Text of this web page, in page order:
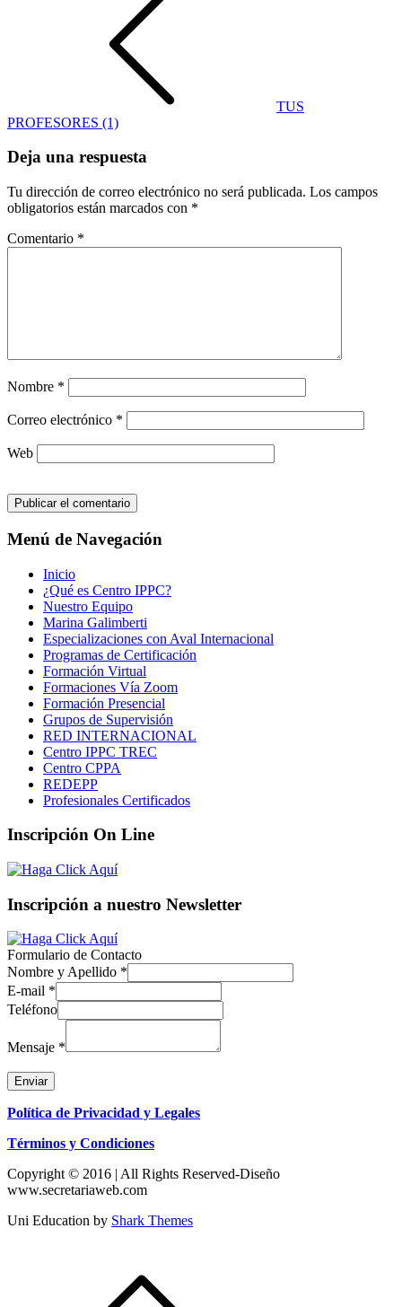
TUS
PROFESORES (1)
Deja una respuesta
Tu dirección de correo electrónico no será publicada. Los campos
obligatorios están marcados con *
Comentario *
Nombre *
Correo electrónico *
Web
Menú de Navegación
Inicio
¿Qué es Centro IPPC?
Nuestro Equipo
Marina Galimberti
Especializaciones con Aval Internacional
Programas de Certificación
Formación Virtual
Formaciones Vía Zoom
Formación Presencial
Grupos de Supervisión
RED INTERNACIONAL
Centro IPPC TREC
Centro CPPA
REDEPP
Profesionales Certificados
Inscripción On Line
Inscripción a nuestro Newsletter
Formulario de Contacto
Nombre y Apellido *
E-mail *
Teléfono
Mensaje *
Enviar
Política de Privacidad y Legales
Términos y Condiciones
Copyright © 2016 | All Rights Reserved-Diseño
www.secretariaweb.com
Uni Education by Shark Themes